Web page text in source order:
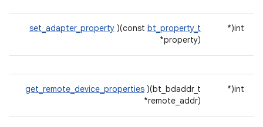
int(*
set_adapter_property )(const bt_property_t
*property)
int(*
get_remote_device_properties )(bt_bdaddr_t
*remote_addr)